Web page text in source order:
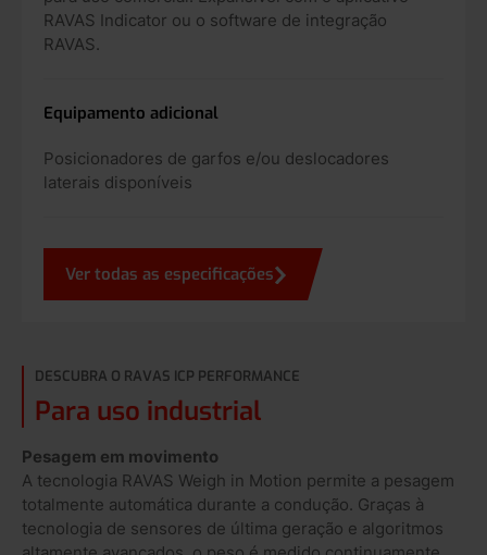
RAVAS Indicator ou o software de integração
RAVAS.
Equipamento adicional
Posicionadores de garfos e/ou deslocadores
laterais disponíveis
Ver todas as especificações
DESCUBRA O RAVAS ICP PERFORMANCE
Para uso industrial
Pesagem em movimento
A tecnologia RAVAS Weigh in Motion permite a pesagem
totalmente automática durante a condução. Graças à
tecnologia de sensores de última geração e algoritmos